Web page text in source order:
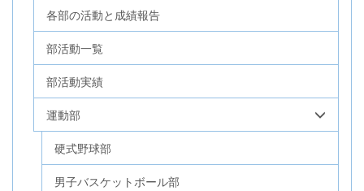
各部の活動と成績報告
部活動一覧
部活動実績
運動部
硬式野球部
男子バスケットボール部